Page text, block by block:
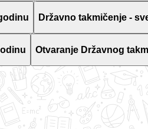
Državno takmičenje -
Otvaranje Državnog